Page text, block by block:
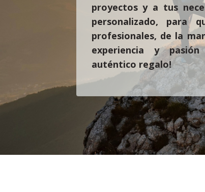
proyectos y a tus
personalizado, para
profesionales, de la
experiencia y
auténtico regalo!